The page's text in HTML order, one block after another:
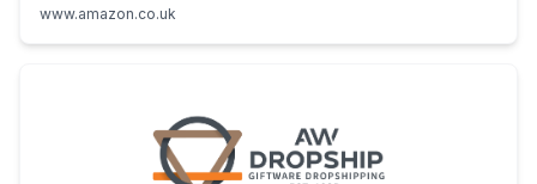
www.amazon.co.uk